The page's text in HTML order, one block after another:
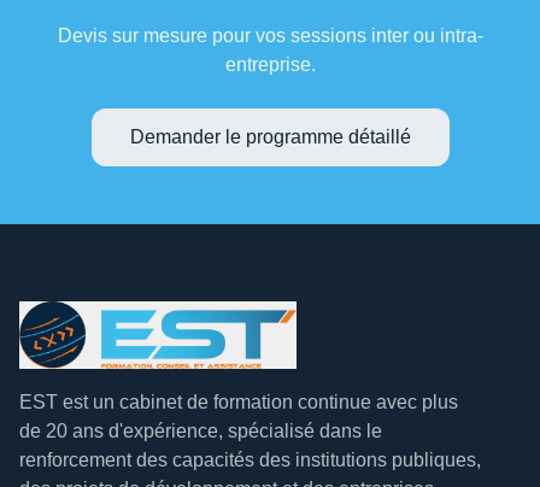
Devis sur mesure pour vos sessions inter ou intra-
entreprise.
Demander le programme détaillé
EST est un cabinet de formation continue avec plus
de 20 ans d'expérience, spécialisé dans le
renforcement des capacités des institutions publiques,